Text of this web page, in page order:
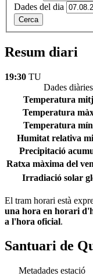
Dades del dia
Cerca
Resum diari
19:30 TU
Dades
Temperatura
Temperatura
Temperatura
Humitat relativa
Precipitació
Ratxa màxima del
Irradiació solar
El tram horari està
una hora en horari
a l'hora oficial.
Santuari de
Metadades estació